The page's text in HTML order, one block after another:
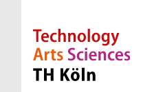
Direkt zur Hauptnavigation
Direkt zur Subnavigation
Direkt zum Inhalt
Direkt zum Fußbereich